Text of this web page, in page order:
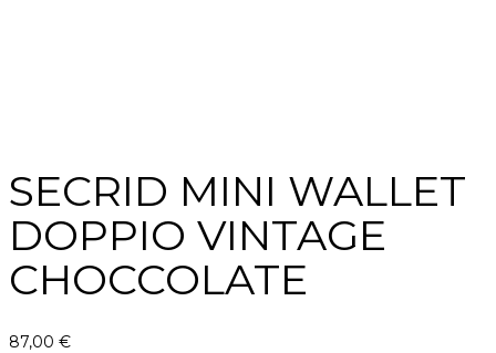
SECRID MINI WALLET
DOPPIO VINTAGE
CHOCCOLATE
87,00 €